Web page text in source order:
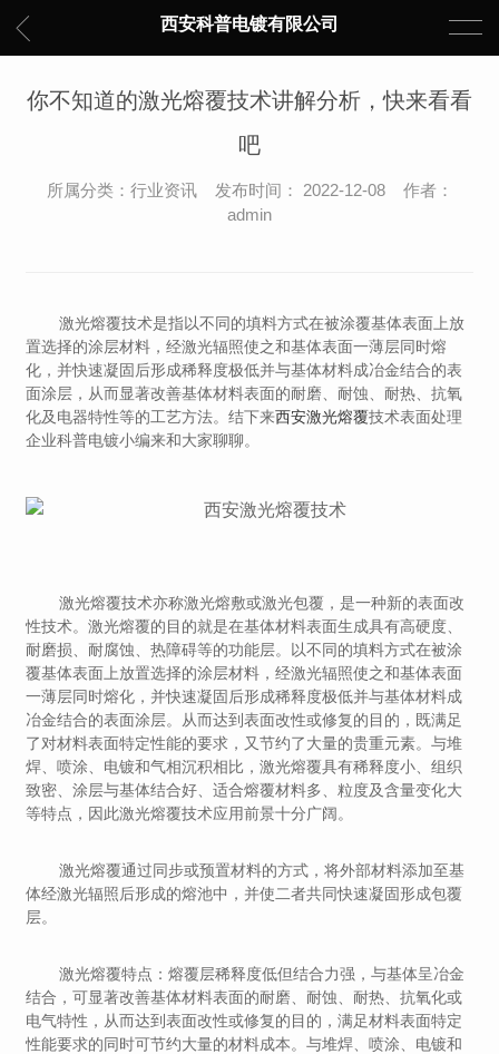
西安科普电镀有限公司
你不知道的激光熔覆技术讲解分析，快来看看
吧
所属分类：行业资讯 发布时间： 2022-12-08 作者：
admin
激光熔覆技术是指以不同的填料方式在被涂覆基体表面上放
置选择的涂层材料，经激光辐照使之和基体表面一薄层同时熔
化，并快速凝固后形成稀释度极低并与基体材料成冶金结合的表
面涂层，从而显著改善基体材料表面的耐磨、耐蚀、耐热、抗氧
化及电器特性等的工艺方法。结下来西安激光熔覆技术表面处理
企业科普电镀小编来和大家聊聊。
激光熔覆技术亦称激光熔敷或激光包覆，是一种新的表面改
性技术。激光熔覆的目的就是在基体材料表面生成具有高硬度、
耐磨损、耐腐蚀、热障碍等的功能层。以不同的填料方式在被涂
覆基体表面上放置选择的涂层材料，经激光辐照使之和基体表面
一薄层同时熔化，并快速凝固后形成稀释度极低并与基体材料成
冶金结合的表面涂层。从而达到表面改性或修复的目的，既满足
了对材料表面特定性能的要求，又节约了大量的贵重元素。与堆
焊、喷涂、电镀和气相沉积相比，激光熔覆具有稀释度小、组织
致密、涂层与基体结合好、适合熔覆材料多、粒度及含量变化大
等特点，因此激光熔覆技术应用前景十分广阔。
激光熔覆通过同步或预置材料的方式，将外部材料添加至基
体经激光辐照后形成的熔池中，并使二者共同快速凝固形成包覆
层。
激光熔覆特点：熔覆层稀释度低但结合力强，与基体呈冶金
结合，可显著改善基体材料表面的耐磨、耐蚀、耐热、抗氧化或
电气特性，从而达到表面改性或修复的目的，满足材料表面特定
性能要求的同时可节约大量的材料成本。与堆焊、喷涂、电镀和